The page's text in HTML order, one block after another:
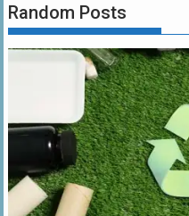
Random Posts